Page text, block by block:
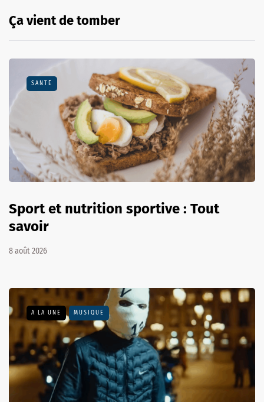
Ça vient de tomber
SANTÉ
Sport et nutrition sportive : Tout
savoir
8 août 2026
A LA UNE MUSIQUE